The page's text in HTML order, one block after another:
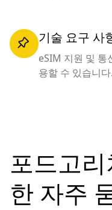
기술 요구 사
eSIM 지원 및 통
용할 수 있습니다.
포드고
한 자주